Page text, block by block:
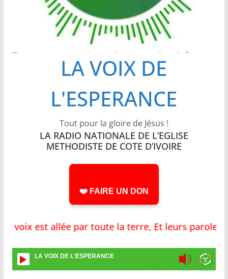
LA VOIX DE
L'ESPERANCE
Tout pour la gloire de Jésus !
LA RADIO NATIONALE DE L’EGLISE
METHODISTE DE COTE D’IVOIRE
❤️ FAIRE UN DON
est allée par toute la terre, Et leurs paroles
LA VOIX DE L'ESPERANCE